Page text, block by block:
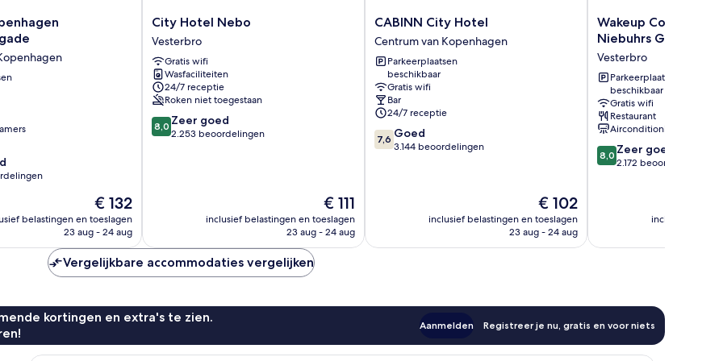
De
prijs
is
€ 132
belastingen en toeslagen
23 aug - 24 aug
City
Hotel
Nebo
Vesterbro
City Hotel Nebo
Vesterbro
Gratis wifi
Wasfaciliteiten
24/7 receptie
Roken niet toegestaan
8.0
van
8,0 Zeer goed
2.253 beoordelingen
De
prijs
is
€ 111
inclusief belastingen en toeslagen
23 aug - 24 aug
CABINN
City
Hotel
Centrum
van
Kopenhagen
CABINN City Hotel
Centrum van Kopenhagen
Parkeerplaatsen
beschikbaar
Gratis wifi
Bar
24/7 receptie
7.6
van
7,6 Goed
3.144 beoordelingen
De
prijs
is
€ 102
inclusief belastingen en toeslagen
23 aug - 24 aug
Wakeup
Copenhagen
Niebuhrs
Gade
Vesterbro
Wakeup
Niebuhrs Gade
Vesterbro
Parkeerplaatsen
beschikbaar
Gratis wifi
Restaurant
Airconditioning
8.0
van
8,0 Zeer goed
2.172 beoordelingen
inclusief
Vergelijkbare accommodaties vergelijken
kortingen en extra's te zien.
Aanmelden Registreer je nu, gratis en voor niets